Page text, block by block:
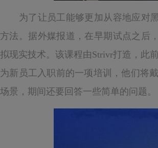
为了让员工能够更加从容地应对黑
方法。据外媒报道，在早期试点之后
拟现实技术。该课程由Strivr打造，此
为新员工入职前的一项培训，他们将
场景，期间还要回答一些简单的问题。